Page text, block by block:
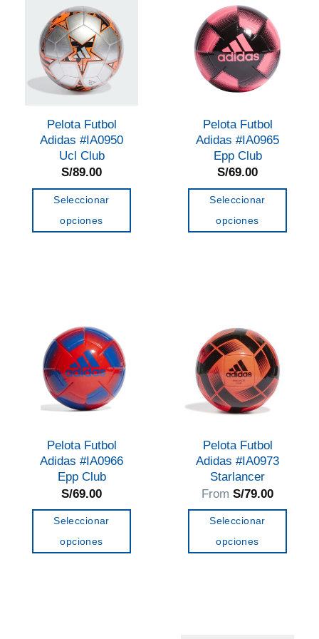
Las
opciones
se
pueden
elegir
la
página
de
producto
Las
opciones
se
pueden
elegir
la
página
de
producto
Pelota Futbol
Adidas #IA0950
Ucl Club
S/89.00
Seleccionar
opciones
Las
opciones
se
pueden
elegir
la
página
de
producto
Pelota Futbol
Adidas #IA0965
Epp Club
S/69.00
Seleccionar
opciones
Las
opciones
se
pueden
elegir
la
página
de
producto
Pelota Futbol
Adidas #IA0966
Epp Club
S/69.00
Seleccionar
opciones
Pelota Futbol
Adidas #IA0973
Starlancer
From S/79.00
Seleccionar
opciones